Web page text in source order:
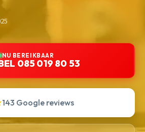
NU BEREIKBAAR
085 019 80 53
143 Google reviews